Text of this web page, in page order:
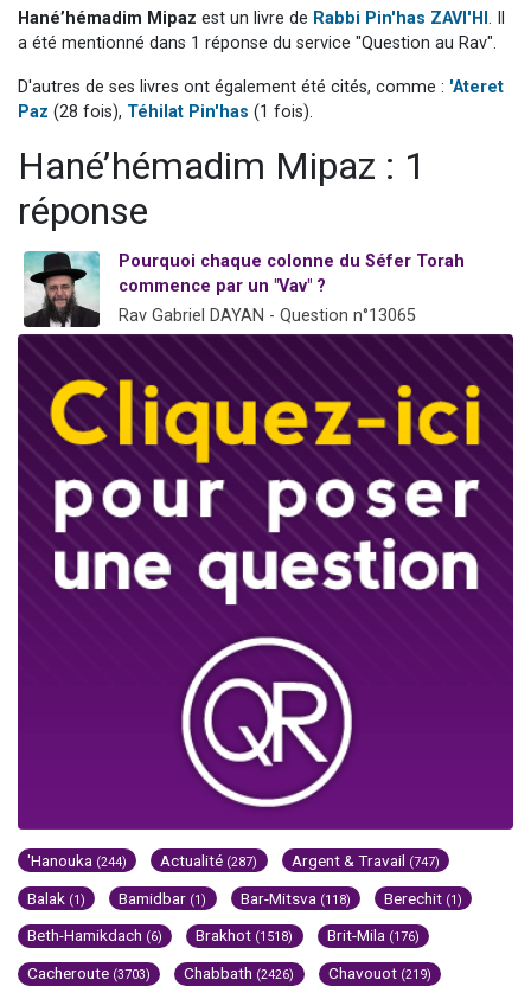
Ariel vient de donner son Maasser
Il reste 49 places pour étudier en groupe sur Zoom
Nathaniel vient de donner son Maasser
6 personnes viennent de faire un don pour 5 enfants déjà orphelins risquent de perdre leur maman
Hané’hémadim Mipaz est un livre de Rabbi Pin'has ZAVI'HI. Il
a été mentionné dans 1 réponse du service "Question au Rav".
D'autres de ses livres ont également été cités, comme : 'Ateret
Paz (28 fois), Téhilat Pin'has (1 fois).
Hané’hémadim Mipaz : 1
réponse
Pourquoi chaque colonne du Séfer Torah
commence par un "Vav" ?
Rav Gabriel DAYAN - Question n°13065
'Hanouka (244) Actualité (287) Argent & Travail (747)
Balak (1) Bamidbar (1) Bar-Mitsva (118) Berechit (1)
Beth-Hamikdach (6) Brakhot (1518) Brit-Mila (176)
Cacheroute (3703) Chabbath (2426) Chavouot (219)